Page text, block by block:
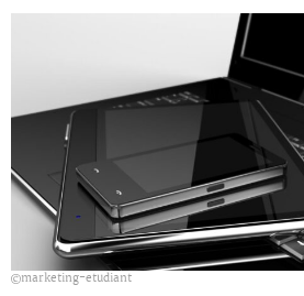
marketing-etudiant